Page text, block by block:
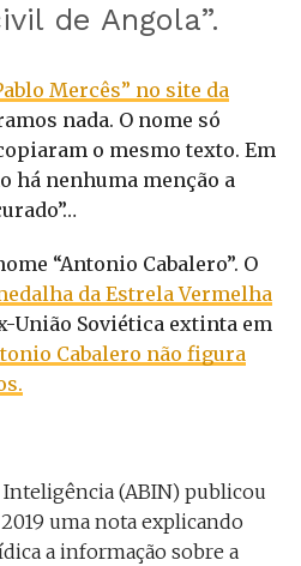
de Angola”.
Mercês” no site da
nada. O nome só
o mesmo texto. Em
há nenhuma menção a
“Antonio Cabalero”. O
da Estrela Vermelha
União Soviética extinta em
Cabalero não figura
(ABIN) publicou
uma nota explicando
a informação sobre a